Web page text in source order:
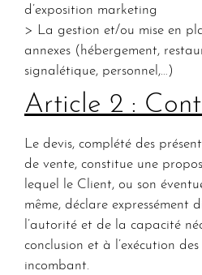
d’exposition marketing
> La gestion et/ou mise en
annexes (hébergement,
signalétique, personnel,…)
Article 2 :
Le devis, complété des
de vente, constitue une
lequel le Client, ou son
même, déclare expressément
l’autorité et de la capacité
conclusion et à l’exécution
incombant.